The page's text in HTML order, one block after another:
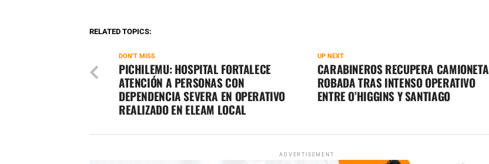
RELATED TOPICS:
UP NEXT
CARABINEROS RECUPERA CAMIONETA
ROBADA TRAS INTENSO OPERATIVO
ENTRE O’HIGGINS Y SANTIAGO
DON'T MISS
PICHILEMU: HOSPITAL FORTALECE
ATENCIÓN A PERSONAS CON
DEPENDENCIA SEVERA EN OPERATIVO
REALIZADO EN ELEAM LOCAL
ADVERTISEMENT